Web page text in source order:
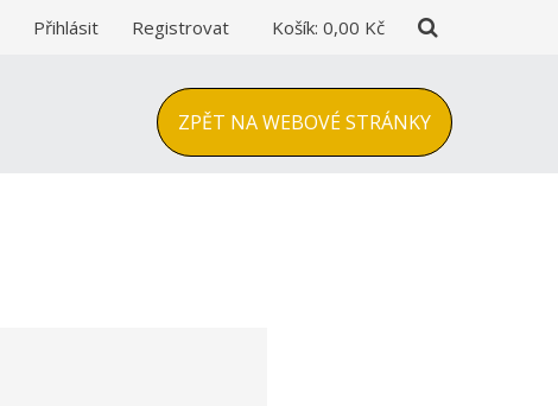
Přihlásit Registrovat Košík: 0,00 Kč
ZPĚT NA WEBOVÉ STRÁNKY